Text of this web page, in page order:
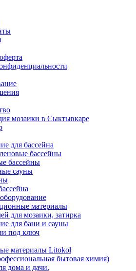
мозаики в Сыктывкаре
для бассейна
бассейны
бассейны
сауны
материалы
для мозаики, затирка
для бани и сауны
под ключ
материалы Litokol
бытовая химия)
дома и дачи.